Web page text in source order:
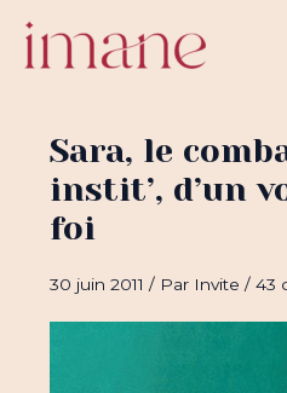
contenu
Sara, le
instit’, d’un
foi
30 juin 2011/ Par Invite/43